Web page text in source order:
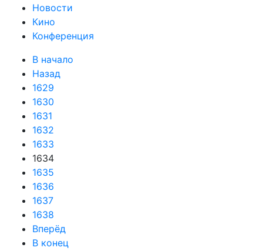
Новости
Кино
Конференция
В начало
Назад
1629
1630
1631
1632
1633
1634
1635
1636
1637
1638
Вперёд
В конец